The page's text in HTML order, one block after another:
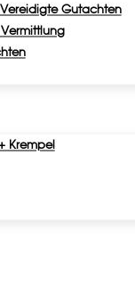
Gutachten
Krempel